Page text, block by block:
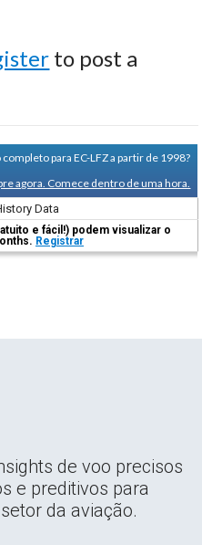
to post a
para EC-LFZ a partir de 1998?
agora. Comece dentro de uma hora.
Data
e fácil!) podem visualizar o
Registrar
de voo precisos
e preditivos para
da aviação.